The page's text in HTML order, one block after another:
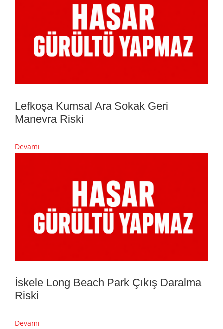
Lefkoşa Kumsal Ara Sokak Geri
Manevra Riski
Devamı
İskele Long Beach Park Çıkış Daralma
Riski
Devamı